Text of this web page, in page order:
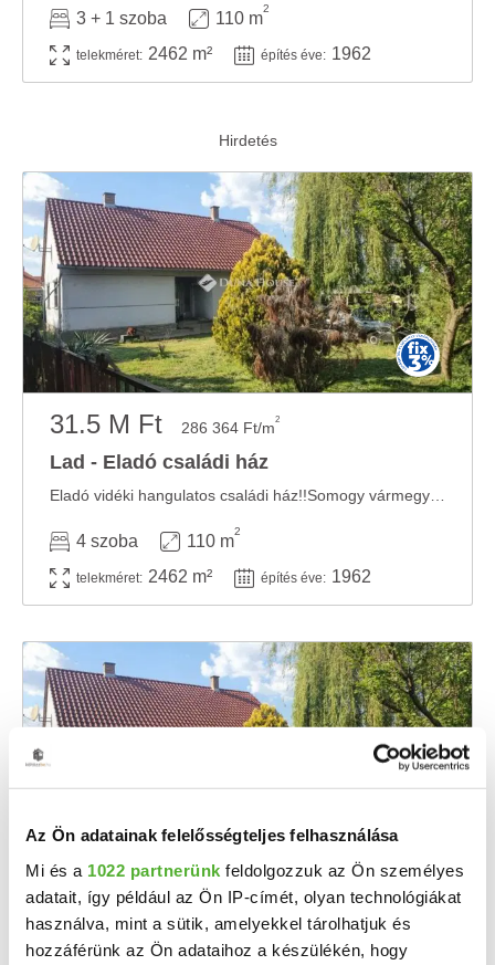
Az Ön adatainak felelősségteljes felhasználása
Mi és a 1022 partnerünk feldolgozzuk az Ön személyes
adatait, így például az Ön IP-címét, olyan technológiákat
használva, mint a sütik, amelyekkel tárolhatjuk és
hozzáférünk az Ön adataihoz a készülékén, hogy
3 + 1 szoba 110 m
2
telekméret: 2462 m² építés éve: 1962
31.5 M Ft 286 364 Ft/m2
Lad - Eladó családi ház
4 szoba 110 m
2
telekméret: 2462 m² építés éve: 1962
31.5 M Ft 286 364 Ft/m
Lad, Ady Endre utca - Eladó családi ház